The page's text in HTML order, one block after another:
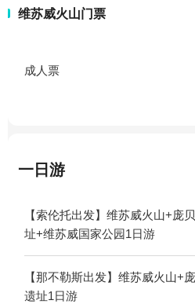
维苏威火山门票
成人票
一日游
【索伦托出发】维苏威火山+庞
址+维苏威国家公园1日游
【那不勒斯出发】维苏威火山+
遗址1日游